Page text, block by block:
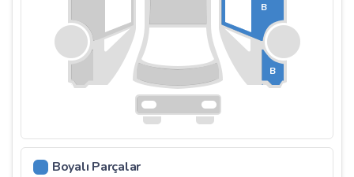
B
B
Boyalı Parçalar